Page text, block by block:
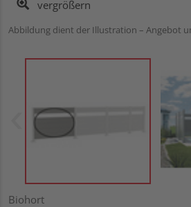
vergrößern
Abbildung dient der Illustration – Angebot
Biohort